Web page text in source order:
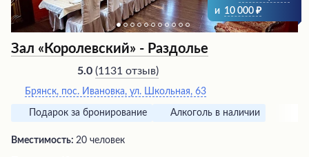
и 10 000
Зал «Королевский» - Раздолье
5.0 (1131 отзыв)
Брянск, пос. Ивановка, ул. Школьная, 63
Подарок за бронирование Алкоголь в наличии
Вместимость: 20 человек